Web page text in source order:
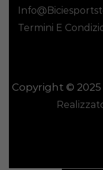
Termini E
Copyright © 2025